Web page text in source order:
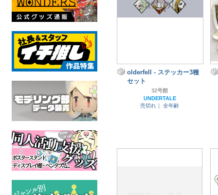
olderfell - ステッカー3種
セット
32号館
UNDERTALE
売切れ｜
全年齢